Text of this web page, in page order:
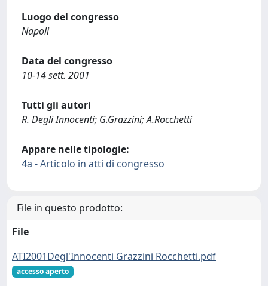
Luogo del congresso
Napoli
Data del congresso
10-14 sett. 2001
Tutti gli autori
R. Degli Innocenti; G.Grazzini; A.Rocchetti
Appare nelle tipologie:
4a - Articolo in atti di congresso
File in questo prodotto:
File
ATI2001Degl'Innocenti Grazzini Rocchetti.pdf
accesso aperto